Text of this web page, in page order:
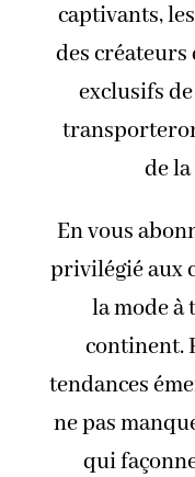
captivants,
des créateurs
exclusifs
de
En vous
privilégié aux
la mode à
continent.
tendances
ne pas
qui